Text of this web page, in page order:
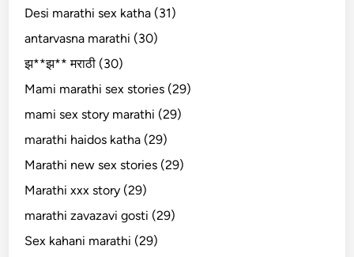
Desi marathi sex katha (31)
antarvasna marathi (30)
झ**झ** मराठी (30)
Mami marathi sex stories (29)
mami sex story marathi (29)
marathi haidos katha (29)
Marathi new sex stories (29)
Marathi xxx story (29)
marathi zavazavi gosti (29)
Sex kahani marathi (29)